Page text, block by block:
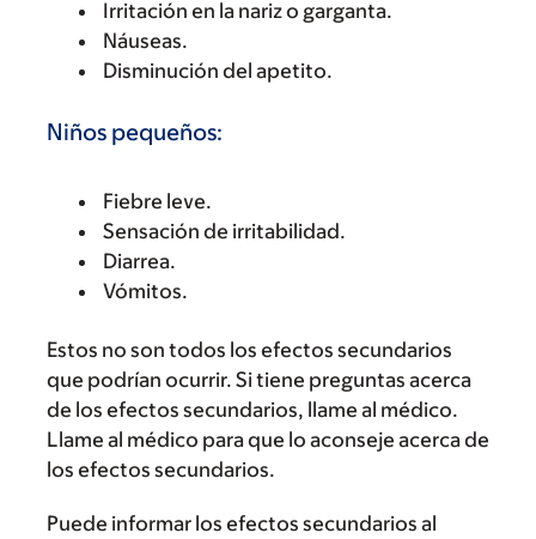
Irritación en la nariz o garganta.
Náuseas.
Disminución del apetito.
Niños pequeños:
Fiebre leve.
Sensación de irritabilidad.
Diarrea.
Vómitos.
Estos no son todos los efectos secundarios
que podrían ocurrir. Si tiene preguntas acerca
de los efectos secundarios, llame al médico.
Llame al médico para que lo aconseje acerca de
los efectos secundarios.
Puede informar los efectos secundarios al